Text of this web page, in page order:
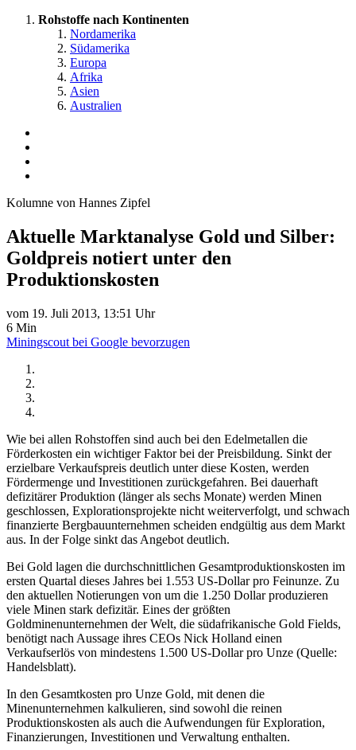
Rohstoffe nach Kontinenten
Nordamerika
Südamerika
Europa
Afrika
Asien
Australien
Kolumne von Hannes Zipfel
Aktuelle Marktanalyse Gold und Silber:
Goldpreis notiert unter den
Produktionskosten
vom 19. Juli 2013, 13:51 Uhr
6 Min
Miningscout bei Google bevorzugen
Wie bei allen Rohstoffen sind auch bei den Edelmetallen die
Förderkosten ein wichtiger Faktor bei der Preisbildung. Sinkt der
erzielbare Verkaufspreis deutlich unter diese Kosten, werden
Fördermenge und Investitionen zurückgefahren. Bei dauerhaft
defizitärer Produktion (länger als sechs Monate) werden Minen
geschlossen, Explorationsprojekte nicht weiterverfolgt, und schwach
finanzierte Bergbauunternehmen scheiden endgültig aus dem Markt
aus. In der Folge sinkt das Angebot deutlich.
Bei Gold lagen die durchschnittlichen Gesamtproduktionskosten im
ersten Quartal dieses Jahres bei 1.553 US-Dollar pro Feinunze. Zu
den aktuellen Notierungen von um die 1.250 Dollar produzieren
viele Minen stark defizitär. Eines der größten
Goldminenunternehmen der Welt, die südafrikanische Gold Fields,
benötigt nach Aussage ihres CEOs Nick Holland einen
Verkaufserlös von mindestens 1.500 US-Dollar pro Unze (Quelle:
Handelsblatt).
In den Gesamtkosten pro Unze Gold, mit denen die
Minenunternehmen kalkulieren, sind sowohl die reinen
Produktionskosten als auch die Aufwendungen für Exploration,
Finanzierungen, Investitionen und Verwaltung enthalten.